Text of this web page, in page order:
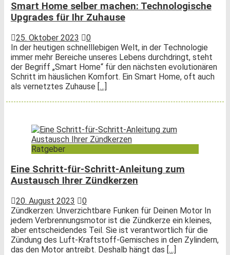
Smart Home selber machen: Technologische
Upgrades für Ihr Zuhause
25. Oktober 2023
0
In der heutigen schnelllebigen Welt, in der Technologie
immer mehr Bereiche unseres Lebens durchdringt, steht
der Begriff „Smart Home“ für den nächsten evolutionären
Schritt im häuslichen Komfort. Ein Smart Home, oft auch
als vernetztes Zuhause […]
Ratgeber
Eine Schritt-für-Schritt-Anleitung zum
Austausch Ihrer Zündkerzen
20. August 2023
0
Zündkerzen: Unverzichtbare Funken für Deinen Motor In
jedem Verbrennungsmotor ist die Zündkerze ein kleines,
aber entscheidendes Teil. Sie ist verantwortlich für die
Zündung des Luft-Kraftstoff-Gemisches in den Zylindern,
das den Motor antreibt. Deshalb hängt das […]